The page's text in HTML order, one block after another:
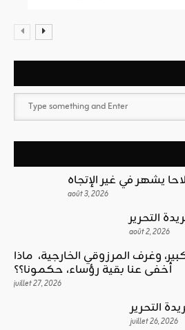
يشهر في غير الإتجاه
août 3, 2026
août 2, 2026
وغرف المرزوقي الخارجية، ماذا
أخفى عنا بقية رؤساء، حكمونا؟؟
juillet 27, 2026
juillet 26, 2026